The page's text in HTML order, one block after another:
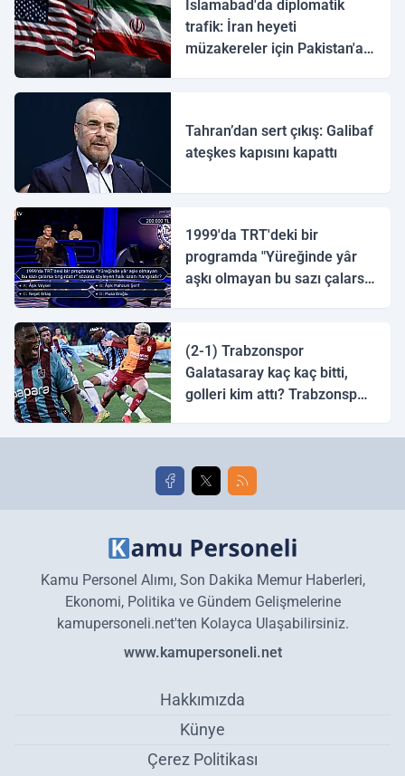
İslamabad'da diplomatik
trafik: İran heyeti
müzakereler için Pakistan'a
Tahran’dan sert çıkış: Galibaf
ateşkes kapısını kapattı
1999'da TRT'deki bir
programda "Yüreğinde yâr
aşkı olmayan bu sazı çalarsa
(2-1) Trabzonspor
Galatasaray kaç kaç bitti,
golleri kim attı? Trabzonspor
golleri!
Kamu Personel Alımı, Son Dakika Memur Haberleri,
Ekonomi, Politika ve Gündem Gelişmelerine
kamupersoneli.net'ten Kolayca Ulaşabilirsiniz.
www.kamupersoneli.net
Hakkımızda
Künye
Çerez Politikası